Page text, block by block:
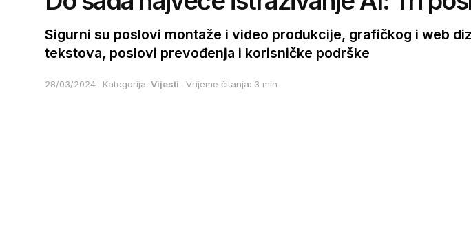
Sigurni su poslovi montaže i video produkcije, grafičkog i web
tekstova, poslovi prevođenja i korisničke podrške
28/03/2024 Kategorija: Vijesti Vrijeme čitanja: 3 min